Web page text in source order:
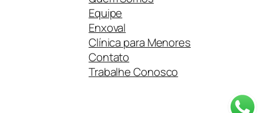
Equipe
Enxoval
Clínica para Menores
Contato
Trabalhe Conosco